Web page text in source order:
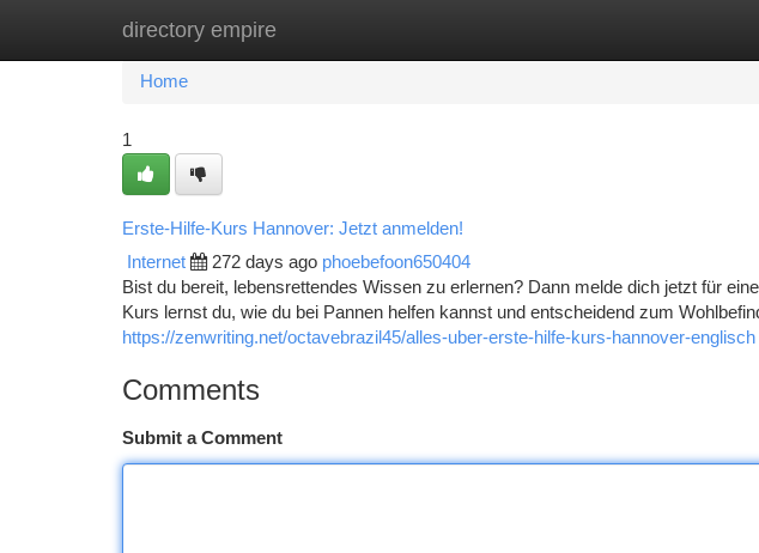
directory empire
Home New Site Listings
Home
1
Erste-Hilfe-Kurs Hannover: Jetzt anmelden!
Internet 272 days ago phoebefoon650404
Bist du bereit, lebensrettendes Wissen zu erlernen? Dann melde dich jetzt für
Kurs lernst du, wie du bei Pannen helfen kannst und entscheidend zum
https://zenwriting.net/octavebrazil45/alles-uber-erste-hilfe-kurs-hannover-englisch
Comments
Submit a Comment